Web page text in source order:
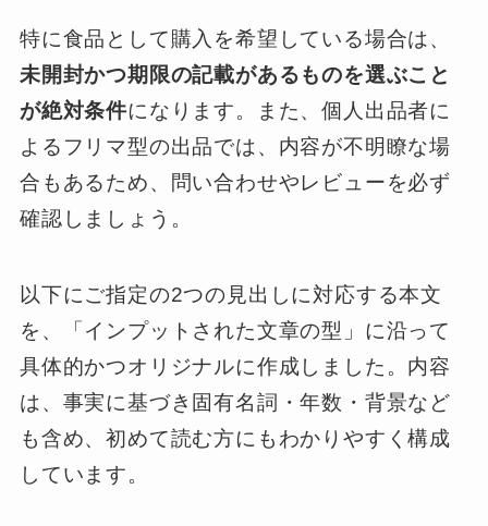
特に食品として購入を希望している場合は、
未開封かつ期限の記載があるものを選ぶこと
が絶対条件になります。また、個人出品者に
よるフリマ型の出品では、内容が不明瞭な場
合もあるため、問い合わせやレビューを必ず
確認しましょう。
以下にご指定の2つの見出しに対応する本文
を、「インプットされた文章の型」に沿って
具体的かつオリジナルに作成しました。内容
は、事実に基づき固有名詞・年数・背景など
も含め、初めて読む方にもわかりやすく構成
しています。